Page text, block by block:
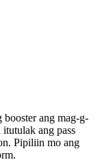
ang mag-g-
ang pass
Pipiliin mo ang